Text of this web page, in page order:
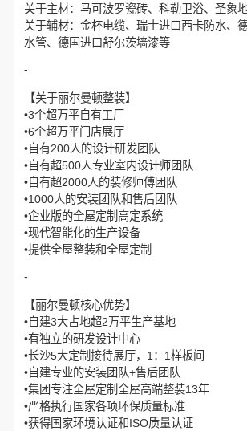
关于主材：马可波罗瓷砖、科勒卫浴、圣象
关于辅材：金杯电缆、瑞士进口西卡防水、
水管、德国进口舒尔茨墙漆等
-
【关于丽尔曼顿整装】
•3个超万平自有工厂
•6个超万平门店展厅
•自有200人的设计研发团队
•自有超500人专业室内设计师团队
•自有超2000人的装修师傅团队
•1000人的安装团队和售后团队
•企业版的全屋定制高定系统
•现代智能化的生产设备
•提供全屋整装和全屋定制
-
【丽尔曼顿核心优势】
•自建3大占地超2万平生产基地
•有独立的研发设计中心
•长沙5大定制接待展厅，1：1样板间
•自建专业的安装团队+售后团队
•集团专注全屋定制全屋高端整装13年
•严格执行国家各项环保质量标准
•获得国家环境认证和ISO质量认证